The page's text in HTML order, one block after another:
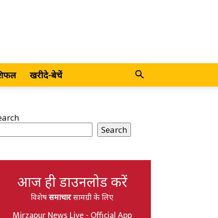
खरीदे-बेचें
Search
आज ही डाउनलोड करें
विशेषसमाचारसामग्री के लिए